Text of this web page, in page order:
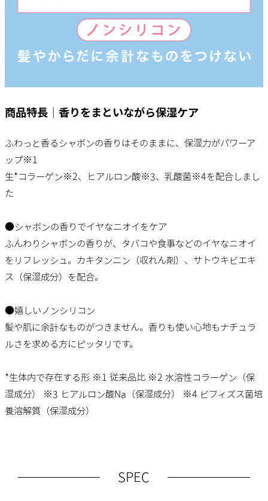
商品特長｜香りをまといながら保湿ケア
ふわっと香るシャボンの香りはそのままに、保湿力がパワーア
ップ※1
生*コラーゲン※2、ヒアルロン酸※3、乳酸菌※4を配合しまし
た
●シャボンの香りでイヤなニオイをケア
ふんわりシャボンの香りが、タバコや食事などのイヤなニオイ
をリフレッシュ。カキタンニン（収れん剤）、サトウキビエキ
ス（保湿成分）を配合。
●嬉しいノンシリコン
髪や肌に余計なものがつきません。香りも使い心地もナチュラ
ルさを求める方にピッタリです。
*生体内で存在する形 ※1 従来品比 ※2 水溶性コラーゲン（保
湿成分） ※3 ヒアルロン酸Na（保湿成分） ※4 ビフィズス菌培
養溶解質（保湿成分）
SPEC